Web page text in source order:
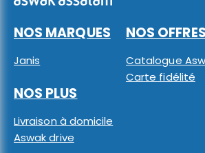
NOS MARQUES
Janis
NOS OFFRES
Catalogue
Carte fidélité
NOS PLUS
Livraison à domicile
Aswak drive